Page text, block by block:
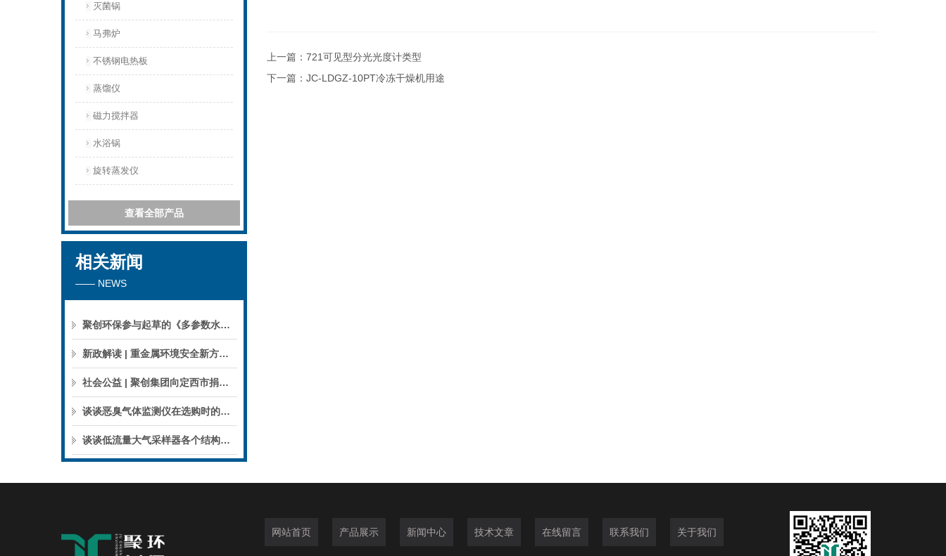
灭菌锅
马弗炉
不锈钢电热板
蒸馏仪
磁力搅拌器
水浴锅
旋转蒸发仪
查看全部产品
相关新闻
—— NEWS
聚创环保参与起草的《多参数水质分析仪》团标正式公布，促进国产仪器创新升级
新政解读 | 重金属环境安全新方案来了，聚焦5省21市！
社会公益 | 聚创集团向定西市捐赠检验检测仪器设备
谈谈恶臭气体监测仪在选购时的建议和指南
谈谈低流量大气采样器各个结构的特点
上一篇： 721可见型分光光度计类型
下一篇： JC-LDGZ-10PT冷冻干燥机用途
网站首页 产品展示 新闻中心 技术文章 在线留言 联系我们 关于我们